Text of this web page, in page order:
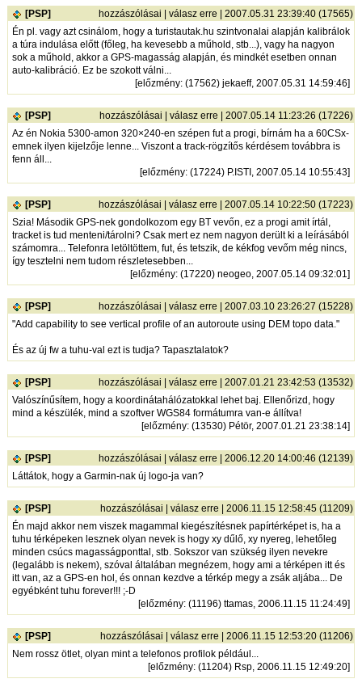
[PSP] hozzászólásai |válasz erre | 2007.05.31 23:39:40 (17565)
Én pl. vagy azt csinálom, hogy a turistautak.hu szintvonalai alapján kalibrálok
a túra indulása előtt (főleg, ha kevesebb a műhold, stb...), vagy ha nagyon
sok a műhold, akkor a GPS-magasság alapján, és mindkét esetben onnan
auto-kalibráció. Ez be szokott válni...
[előzmény: (17562) jekaeff, 2007.05.31 14:59:46]
[PSP] hozzászólásai |válasz erre | 2007.05.14 11:23:26 (17226)
Az én Nokia 5300-amon 320×240-en szépen fut a progi, bírnám ha a 60CSx-
emnek ilyen kijelzője lenne... Viszont a track-rögzítős kérdésem továbbra is
fenn áll...
[előzmény: (17224) P.ISTI, 2007.05.14 10:55:43]
[PSP] hozzászólásai |válasz erre | 2007.05.14 10:22:50 (17223)
Szia! Második GPS-nek gondolkozom egy BT vevőn, ez a progi amit írtál,
tracket is tud menteni/tárolni? Csak mert ez nem nagyon derült ki a leírásából
számomra... Telefonra letöltöttem, fut, és tetszik, de kékfog vevőm még nincs,
így tesztelni nem tudom részletesebben...
[előzmény: (17220) neogeo, 2007.05.14 09:32:01]
[PSP] hozzászólásai |válasz erre | 2007.03.10 23:26:27 (15228)
"Add capability to see vertical profile of an autoroute using DEM topo data."
És az új fw a tuhu-val ezt is tudja? Tapasztalatok?
[PSP] hozzászólásai |válasz erre | 2007.01.21 23:42:53 (13532)
Valószínűsítem, hogy a koordinátahálózatokkal lehet baj. Ellenőrizd, hogy
mind a készülék, mind a szoftver WGS84 formátumra van-e állítva!
[előzmény: (13530) Pétör, 2007.01.21 23:38:14]
[PSP] hozzászólásai |válasz erre | 2006.12.20 14:00:46 (12139)
Láttátok, hogy a Garmin-nak új logo-ja van?
[PSP] hozzászólásai |válasz erre | 2006.11.15 12:58:45 (11209)
Én majd akkor nem viszek magammal kiegészítésnek papírtérképet is, ha a
tuhu térképeken lesznek olyan nevek is hogy xy dűlő, xy nyereg, lehetőleg
minden csúcs magasságponttal, stb. Sokszor van szükség ilyen nevekre
(legalább is nekem), szóval általában megnézem, hogy ami a térképen itt és
itt van, az a GPS-en hol, és onnan kezdve a térkép megy a zsák aljába... De
egyébként tuhu forever!!! ;-D
[előzmény: (11196) ttamas, 2006.11.15 11:24:49]
[PSP] hozzászólásai |válasz erre | 2006.11.15 12:53:20 (11206)
Nem rossz ötlet, olyan mint a telefonos profilok például...
[előzmény: (11204) Rsp, 2006.11.15 12:49:20]